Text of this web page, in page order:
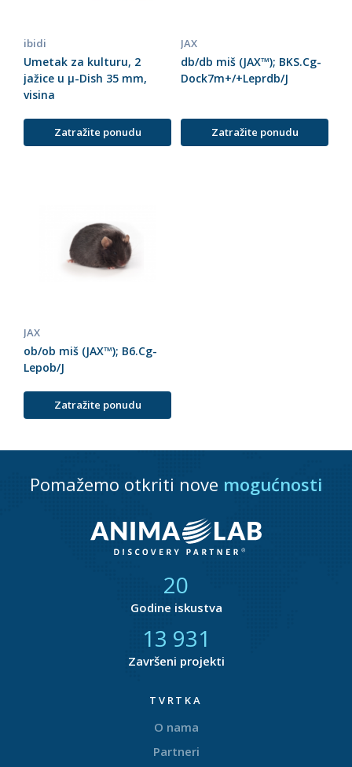
ibidi
Umetak za kulturu, 2
jažice u µ-Dish 35 mm,
visina
Zatražite ponudu
JAX
db/db miš (JAX™); BKS.Cg-
Dock7m+/+Leprdb/J
Zatražite ponudu
JAX
ob/ob miš (JAX™); B6.Cg-
Lepob/J
Zatražite ponudu
Pomažemo otkriti nove mogućnosti
21
Godine iskustva
14 618
Završeni projekti
TVRTKA
O nama
Partneri